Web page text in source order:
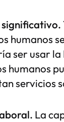
significativo.
humanos
ser usar la
humanos
servicios
La